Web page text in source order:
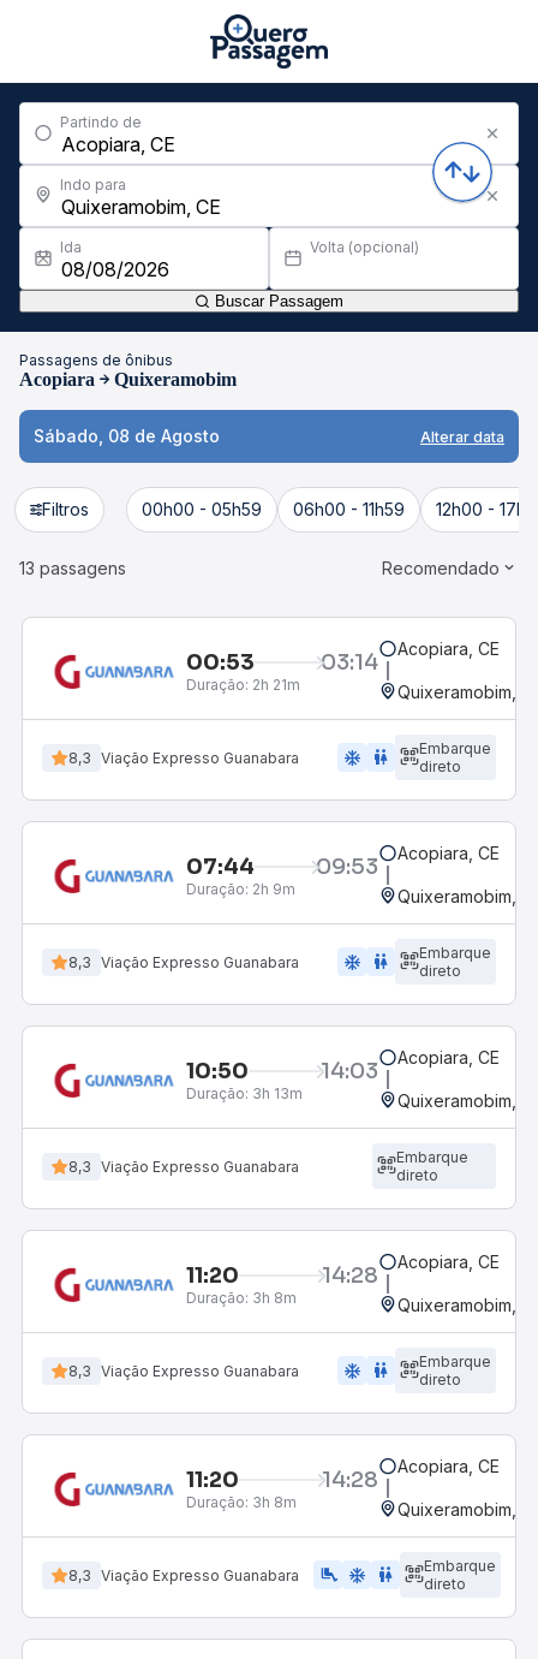
Partindo de
Indo para
Ida Volta (opcional)
Buscar Passagem
Passagens de ônibus
Acopiara Quixeramobim
Sábado, 08 de Agosto Alterar data
Filtros 00h00 - 05h59 06h00 - 11h59 12h00 -
13 passagens Recomendado
00:53 03:14
Duração: 2h 21m
Acopiara, CE
Quixeramobim,
8,3 Viação Expresso Guanabara ac_unit wc
Embarque
direto
07:44 09:53
Duração: 2h 9m
Acopiara, CE
Quixeramobim,
8,3 Viação Expresso Guanabara ac_unit wc
Embarque
direto
10:50 14:03
Duração: 3h 13m
Acopiara, CE
Quixeramobim,
8,3 Viação Expresso Guanabara
Embarque
direto
11:20 14:28
Duração: 3h 8m
Acopiara, CE
Quixeramobim,
8,3 Viação Expresso Guanabara ac_unit wc
Embarque
direto
11:20 14:28
Duração: 3h 8m
Acopiara, CE
Quixeramobim,
8,3 Viação Expresso Guanabara airline_seat_legroom_extra ac_unit wc
Embarque
direto